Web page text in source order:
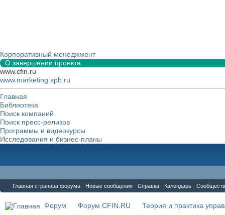
Корпоративный менеджмент
О завершении проекта
www.cfin.ru
www.marketing.spb.ru
Главная
Библиотека
Поиск компаний
Поиск пресс-релизов
Программы и видеокурсы
Исследования и бизнес-планы
Главная страница форума Новые сообщения Справка Календарь
Форум Форум CFIN.RU Теория и практика